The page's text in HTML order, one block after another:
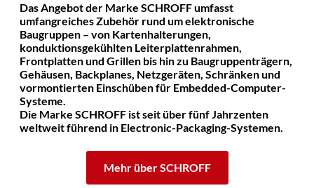
Das Angebot der Marke SCHROFF umfasst
umfangreiches Zubehör rund um elektronische
Baugruppen – von Kartenhalterungen,
konduktionsgekühlten Leiterplattenrahmen,
Frontplatten und Grillen bis hin zu Baugruppenträgern,
Gehäusen, Backplanes, Netzgeräten, Schränken und
vormontierten Einschüben für Embedded-Computer-
Systeme.
Die Marke SCHROFF ist seit über fünf Jahrzenten
weltweit führend in Electronic-Packaging-Systemen.
Mehr über SCHROFF